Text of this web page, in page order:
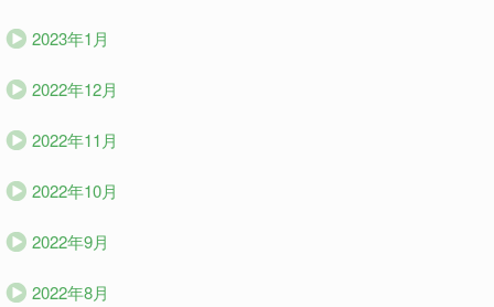
2023年1月
2022年12月
2022年11月
2022年10月
2022年9月
2022年8月